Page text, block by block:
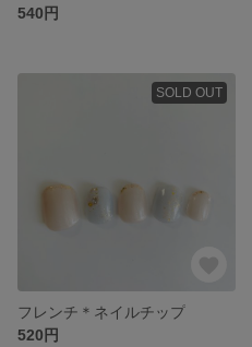
540円
SOLD OUT
フレンチ＊ネイルチップ
520円